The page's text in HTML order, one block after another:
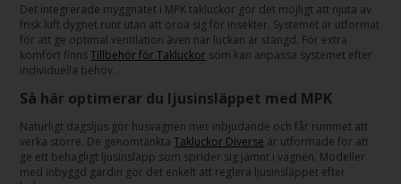
Det integrerade myggnätet i MPK takluckor gör det möjligt att njuta av
frisk luft dygnet runt utan att oroa sig för insekter. Systemet är utformat
för att ge optimal ventilation även när luckan är stängd. För extra
komfort finnsTillbehör för Takluckor som kan anpassa systemet efter
individuella behov.
Så här optimerar du ljusinsläppet med MPK
Naturligt dagsljus gör husvagnen mer inbjudande och får rummet att
verka större. De genomtänktaTakluckor Diverse är utformade för att
ge ett behagligt ljusinsläpp som sprider sig jämnt i vagnen. Modeller
med inbyggd gardin gör det enkelt att reglera ljusinsläppet efter